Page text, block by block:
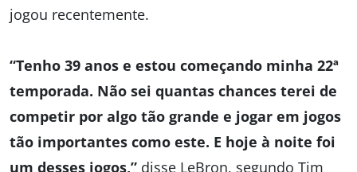
jogou recentemente.
“Tenho 39 anos e estou começando minha 22ª
temporada. Não sei quantas chances terei de
competir por algo tão grande e jogar em jogos
tão importantes como este. E hoje à noite foi
um desses jogos,” disse LeBron, segundo Tim